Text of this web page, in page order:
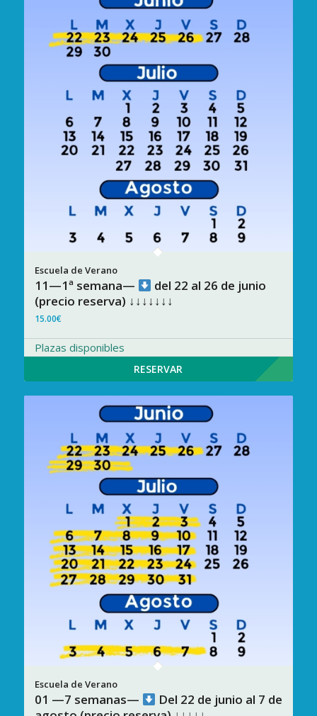
11—1ª semana—
del 22 al 26 de junio
(precio reserva) ↓↓↓↓↓↓↓
15.00€
Plazas disponibles
RESERVAR
01 —7 semanas—
Del 22 de junio al 7 de